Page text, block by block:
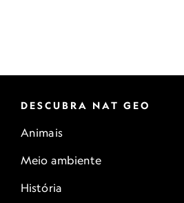
DESCUBRA NAT GEO
Animais
Meio ambiente
História